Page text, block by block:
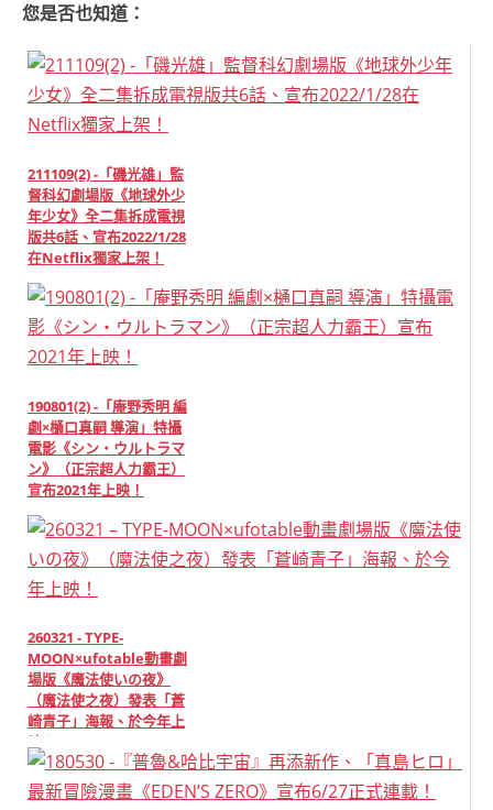
您是否也知道：
211109(2) -「磯光雄」監
督科幻劇場版《地球外少
年少女》全二集拆成電視
版共6話、宣布2022/1/28
在Netflix獨家上架！
190801(2) -「庵野秀明 編
劇×樋口真嗣 導演」特攝
電影《シン・ウルトラマ
ン》（正宗超人力霸王）
宣布2021年上映！
260321 - TYPE-
MOON×ufotable動畫劇
場版《魔法使いの夜》
（魔法使之夜）發表「蒼
崎青子」海報、於今年上
映！